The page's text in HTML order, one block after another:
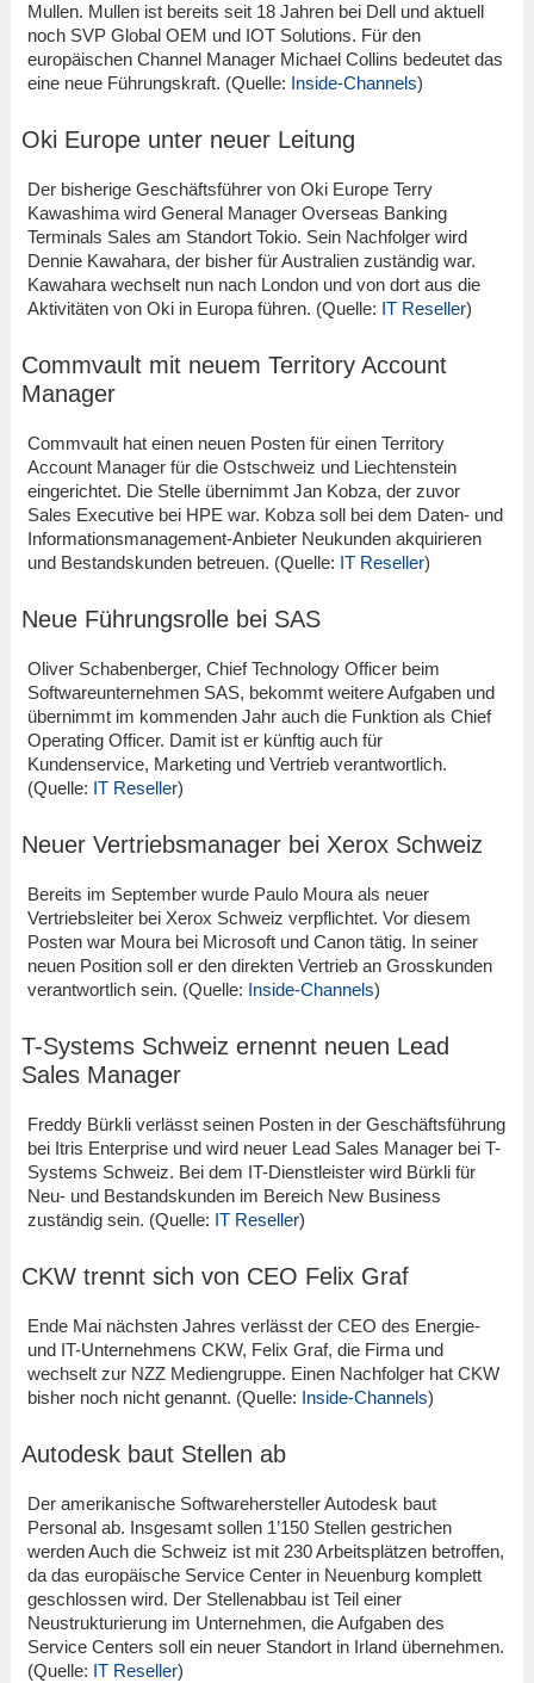
Mullen. Mullen ist bereits seit 18 Jahren bei Dell und aktuell
noch SVP Global OEM und IOT Solutions. Für den
europäischen Channel Manager Michael Collins bedeutet das
eine neue Führungskraft. (Quelle: Inside-Channels)
Oki Europe unter neuer Leitung
Der bisherige Geschäftsführer von Oki Europe Terry
Kawashima wird General Manager Overseas Banking
Terminals Sales am Standort Tokio. Sein Nachfolger wird
Dennie Kawahara, der bisher für Australien zuständig war.
Kawahara wechselt nun nach London und von dort aus die
Aktivitäten von Oki in Europa führen. (Quelle: IT Reseller)
Commvault mit neuem Territory Account
Manager
Commvault hat einen neuen Posten für einen Territory
Account Manager für die Ostschweiz und Liechtenstein
eingerichtet. Die Stelle übernimmt Jan Kobza, der zuvor
Sales Executive bei HPE war. Kobza soll bei dem Daten- und
Informationsmanagement-Anbieter Neukunden akquirieren
und Bestandskunden betreuen. (Quelle: IT Reseller)
Neue Führungsrolle bei SAS
Oliver Schabenberger, Chief Technology Officer beim
Softwareunternehmen SAS, bekommt weitere Aufgaben und
übernimmt im kommenden Jahr auch die Funktion als Chief
Operating Officer. Damit ist er künftig auch für
Kundenservice, Marketing und Vertrieb verantwortlich.
(Quelle: IT Reseller)
Neuer Vertriebsmanager bei Xerox Schweiz
Bereits im September wurde Paulo Moura als neuer
Vertriebsleiter bei Xerox Schweiz verpflichtet. Vor diesem
Posten war Moura bei Microsoft und Canon tätig. In seiner
neuen Position soll er den direkten Vertrieb an Grosskunden
verantwortlich sein. (Quelle: Inside-Channels)
T-Systems Schweiz ernennt neuen Lead
Sales Manager
Freddy Bürkli verlässt seinen Posten in der Geschäftsführung
bei Itris Enterprise und wird neuer Lead Sales Manager bei T-
Systems Schweiz. Bei dem IT-Dienstleister wird Bürkli für
Neu- und Bestandskunden im Bereich New Business
zuständig sein. (Quelle: IT Reseller)
CKW trennt sich von CEO Felix Graf
Ende Mai nächsten Jahres verlässt der CEO des Energie-
und IT-Unternehmens CKW, Felix Graf, die Firma und
wechselt zur NZZ Mediengruppe. Einen Nachfolger hat CKW
bisher noch nicht genannt. (Quelle: Inside-Channels)
Autodesk baut Stellen ab
Der amerikanische Softwarehersteller Autodesk baut
Personal ab. Insgesamt sollen 1’150 Stellen gestrichen
werden Auch die Schweiz ist mit 230 Arbeitsplätzen betroffen,
da das europäische Service Center in Neuenburg komplett
geschlossen wird. Der Stellenabbau ist Teil einer
Neustrukturierung im Unternehmen, die Aufgaben des
Service Centers soll ein neuer Standort in Irland übernehmen.
(Quelle: IT Reseller)